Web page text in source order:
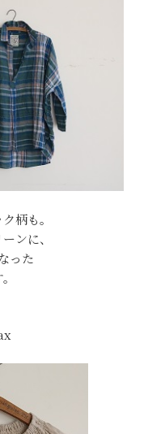
柄も。
ンに、
った